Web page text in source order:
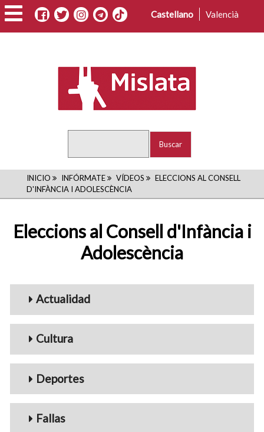
Pasar
al
contenido
Castellano Valencià
RUTA
DE
NAVEGACIÓN
INICIO INFÓRMATE VÍDEOS
ELECCIONS AL CONSELL
D'INFÀNCIA I ADOLESCÈNCIA
Eleccions al Consell d'Infància i
Adolescència
Menu_Videos
Actualidad
Cultura
Deportes
Fallas